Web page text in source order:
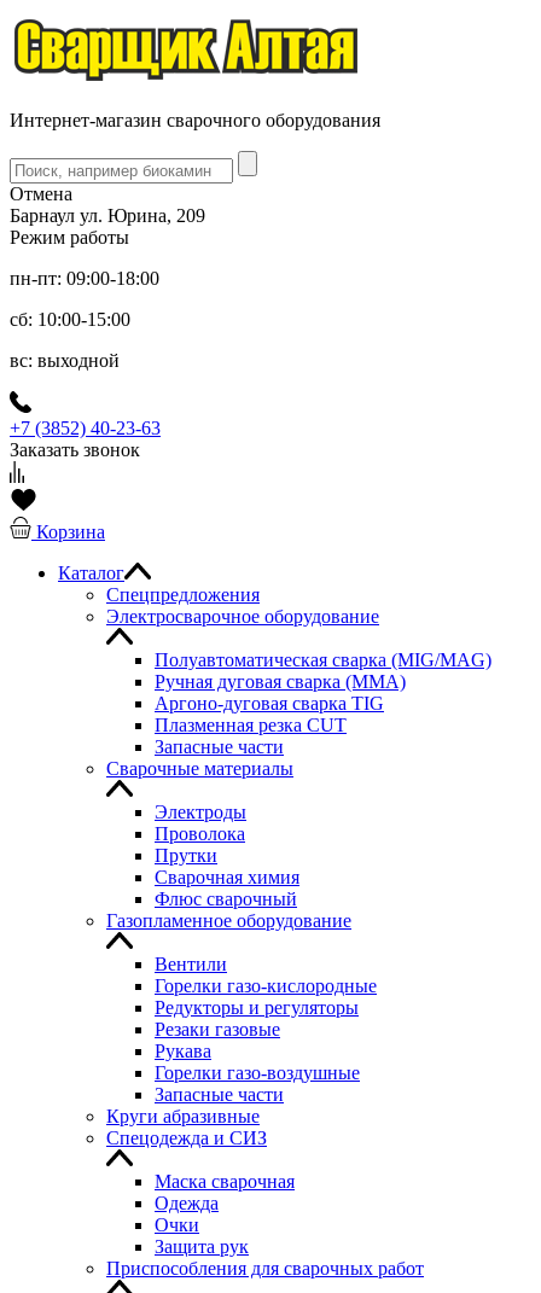
Интернет-магазин сварочного оборудования
Отмена
Барнаул ул. Юрина, 209
Режим работы
пн-пт: 09:00-18:00
сб: 10:00-15:00
вс: выходной
+7 (3852) 40-23-63
Заказать звонок
Корзина
Каталог
Спецпредложения
Электросварочное оборудование
Полуавтоматическая сварка (MIG/MAG)
Ручная дуговая сварка (MMA)
Аргоно-дуговая сварка TIG
Плазменная резка CUT
Запасные части
Сварочные материалы
Электроды
Проволока
Прутки
Сварочная химия
Флюс сварочный
Газопламенное оборудование
Вентили
Горелки газо-кислородные
Редукторы и регуляторы
Резаки газовые
Рукава
Горелки газо-воздушные
Запасные части
Круги абразивные
Спецодежда и СИЗ
Маска сварочная
Одежда
Очки
Защита рук
Приспособления для сварочных работ